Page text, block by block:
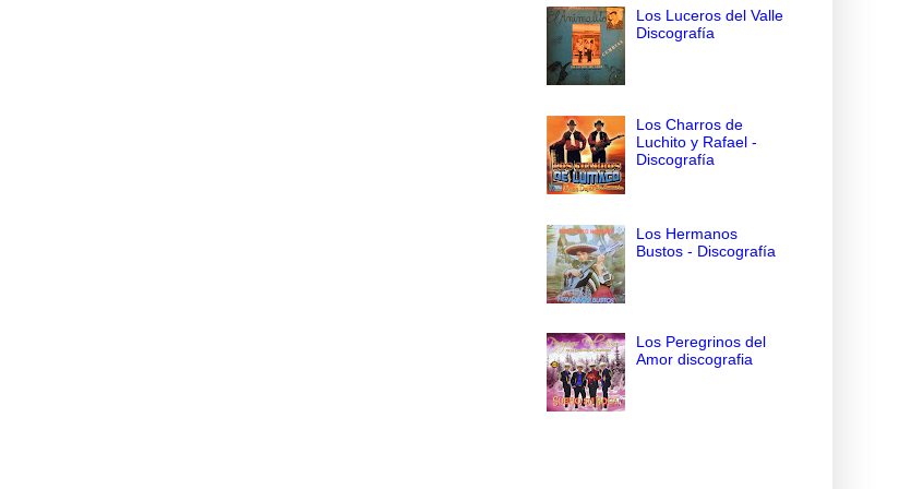
Los Luceros del Valle
Discografía
Los Charros de
Luchito y Rafael -
Discografía
Los Hermanos
Bustos - Discografía
Los Peregrinos del
Amor discografia